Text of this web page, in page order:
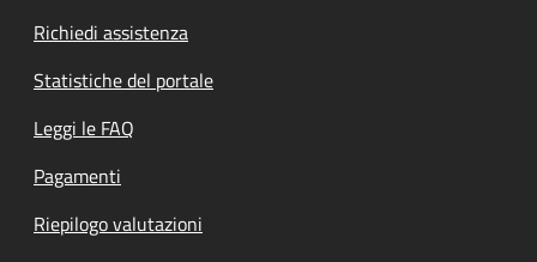
Richiedi assistenza
Statistiche del portale
Leggi le FAQ
Pagamenti
Riepilogo valutazioni